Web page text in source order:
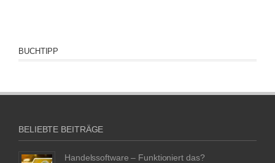
BUCHTIPP
BELIEBTE BEITRÄGE
Handelssoftware – Funktioniert das?